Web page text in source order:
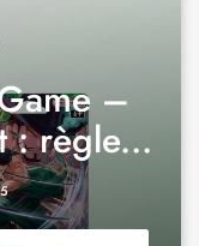
–
: règle...